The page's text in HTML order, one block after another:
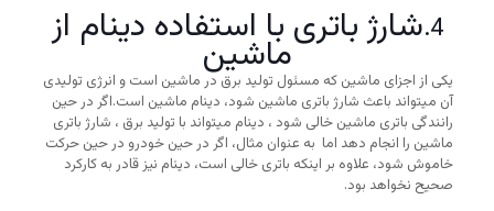
4. شارژ باتری با استفاده دینام از
ماشین
یکی از اجزای ماشین که مسئول تولید برق در ماشین است و انرژی تولیدی
آن میتواند باعث شارژ باتری ماشین شود، دینام ماشین است.اگر در حین
رانندگی باتری ماشین خالی شود ، دینام میتواند با تولید برق ، شارژ باتری
ماشین را انجام دهد اما به عنوان مثال، اگر در حین خودرو در حین حرکت
خاموش شود، علاوه بر اینکه باتری خالی است، دینام نیز قادر به کارکرد
صحیح نخواهد بود.